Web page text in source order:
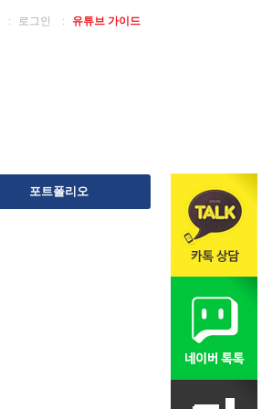
ː 로그인 ː 유튜브 가이드
포트폴리오